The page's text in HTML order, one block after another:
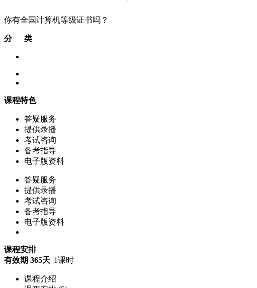
你有全国计算机等级证书吗？
分 类
课程特色
答疑服务
提供录播
考试咨询
备考指导
电子版资料
答疑服务
提供录播
考试咨询
备考指导
电子版资料
课程安排
有效期 365天 |1课时
课程介绍